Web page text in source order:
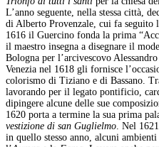
L’anno seguente, nella stessa città,
di Alberto Provenzale, cui fa seguito
1616 il Guercino fonda la prima
il maestro insegna a disegnare il
Bologna per l’arcivescovo
Venezia nel 1618 gli fornisce
colorismo di Tiziano e di Bassano.
lavorando per il legato pontificio,
dipingere alcune delle sue
1620 porta a termine la sua prima
vestizione di san Guglielmo. Nel
in quello stesso anno, alcuni